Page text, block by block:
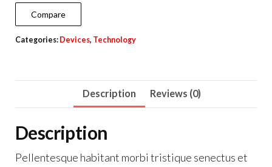
Compare
Categories: Devices, Technology
Description Reviews (0)
Description
Pellentesque habitant morbi tristique senectus et